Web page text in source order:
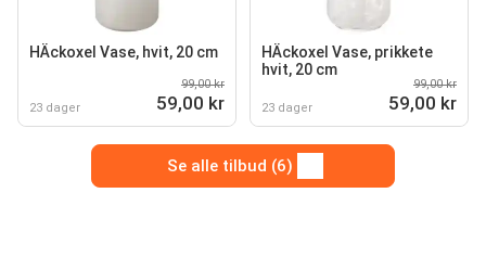
HÄckoxel Vase, hvit, 20 cm
23 dager
99,00 kr
59,00 kr
HÄckoxel Vase, prikkete
hvit, 20 cm
23 dager
99,00 kr
59,00 kr
Se alle tilbud (6)